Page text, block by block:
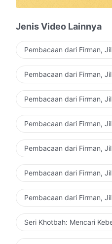
kita dukungan. Firman-
Iman itu seperti
tetapi mereka yang siap
Jika orang menyimpan
'kan menyeberangi
mengirimkan pikiran-
mencerahkan kita,
berlatih mendekatkan
keberadaan kita,
Jenis Video Lainnya
Pembacaan dari Firman,
Pembacaan dari Firman,
Pembacaan dari Firman,
Pembacaan dari Firman,
Pembacaan dari Firman,
Pembacaan dari Firman,
Pembacaan dari Firman,
Seri Khotbah: Mencari